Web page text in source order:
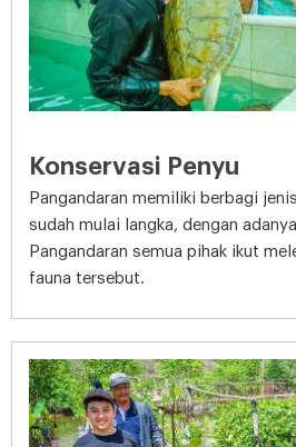
Konservasi Penyu
Pangandaran memiliki berbagi
sudah mulai langka, dengan
Pangandaran semua pihak ikut
fauna tersebut.